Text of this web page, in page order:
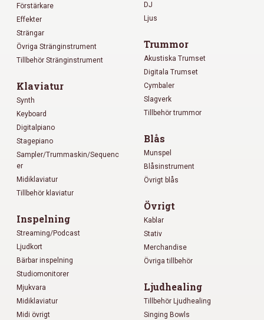
Förstärkare
Effekter
Strängar
Övriga Stränginstrument
Tillbehör Stränginstrument
Klaviatur
Synth
Keyboard
Digitalpiano
Stagepiano
Sampler/Trummaskin/Sequenc
er
Midiklaviatur
Tillbehör klaviatur
Inspelning
Streaming/Podcast
Ljudkort
Bärbar inspelning
Studiomonitorer
Mjukvara
Midiklaviatur
Midi övrigt
DJ
Ljus
Trummor
Akustiska Trumset
Digitala Trumset
Cymbaler
Slagverk
Tillbehör trummor
Blås
Munspel
Blåsinstrument
Övrigt blås
Övrigt
Kablar
Stativ
Merchandise
Övriga tillbehör
Ljudhealing
Tillbehör Ljudhealing
Singing Bowls